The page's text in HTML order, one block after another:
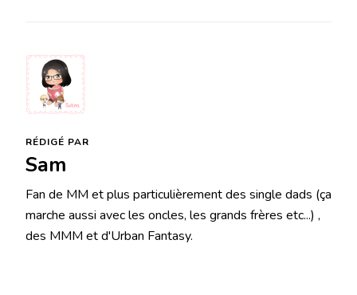
RÉDIGÉ PAR
Sam
Fan de MM et plus particulièrement des single dads (ça
marche aussi avec les oncles, les grands frères etc...) ,
des MMM et d'Urban Fantasy.